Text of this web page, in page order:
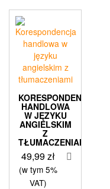
KORESPONDENCJA
HANDLOWA
W JĘZYKU
ANGIELSKIM
Z
TŁUMACZENIAMI
49,99zł
(w tym 5%
VAT)